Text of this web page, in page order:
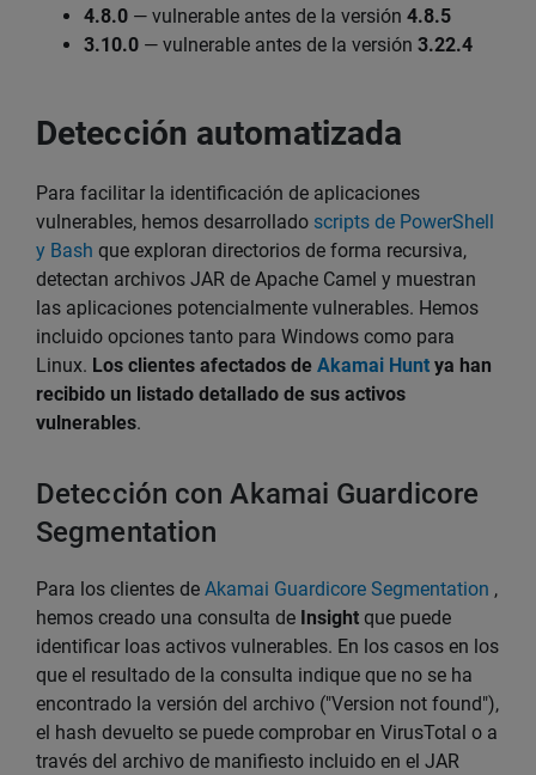
4.8.0 — vulnerable antes de la versión 4.8.5
3.10.0 — vulnerable antes de la versión 3.22.4
Detección automatizada
Para facilitar la identificación de aplicaciones
vulnerables, hemos desarrollado scripts de PowerShell
y Bash que exploran directorios de forma recursiva,
detectan archivos JAR de Apache Camel y muestran
las aplicaciones potencialmente vulnerables. Hemos
incluido opciones tanto para Windows como para
Linux. Los clientes afectados de Akamai Hunt ya han
recibido un listado detallado de sus activos
vulnerables.
Detección con Akamai Guardicore
Segmentation
Para los clientes de Akamai Guardicore Segmentation ,
hemos creado una consulta de Insight que puede
identificar loas activos vulnerables. En los casos en los
que el resultado de la consulta indique que no se ha
encontrado la versión del archivo ("Version not found"),
el hash devuelto se puede comprobar en VirusTotal o a
través del archivo de manifiesto incluido en el JAR